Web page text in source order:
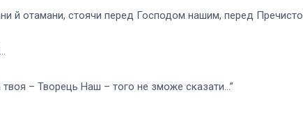
й отамани, стоячи перед Господом нашим, перед
– Творець Наш – того не зможе сказати…”